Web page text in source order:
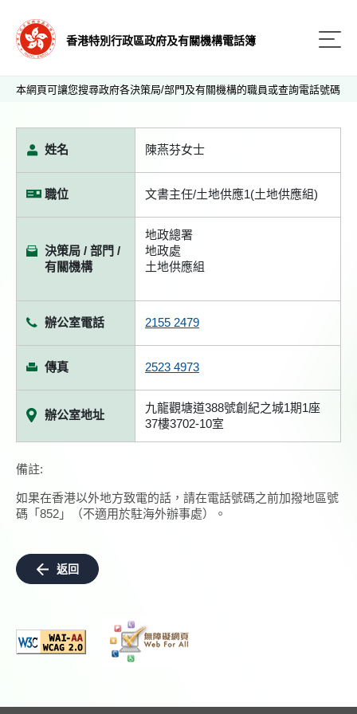
香港特別行政區政府及有關機構電話簿
本網頁可讓您搜尋政府各決策局/部門及有關機構的職員或查詢電話號碼
姓名 陳燕芬女士
職位 文書主任/土地供應1(土地供應組)
決策局 / 部門 /
有關機構
地政總署
地政處
土地供應組
辦公室電話 2155 2479
傳真 2523 4973
辦公室地址
九龍觀塘道388號創紀之城1期1座
37樓3702-10室
備註:
如果在香港以外地方致電的話，請在電話號碼之前加撥地區號
碼「852」（不適用於駐海外辦事處）。
返回